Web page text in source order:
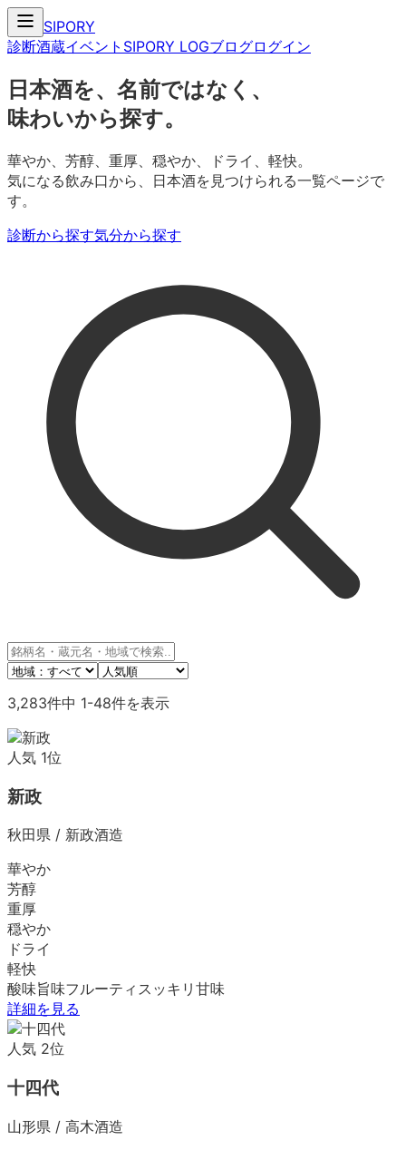
SIPORY
診断酒蔵イベント SIPORY LOGブログログイン
日本酒を、名前ではなく、
味わいから探す。
華やか、芳醇、重厚、穏やか、ドライ、軽快。
気になる飲み口から、日本酒を見つけられる一覧ページで
す。
診断から探す気分から探す
3,283件中 1-48件を表示
人気 1位
新政
秋田県 / 新政酒造
華やか
芳醇
重厚
穏やか
ドライ
軽快
酸味旨味フルーティ スッキリ 甘味
詳細を見る
人気 2位
十四代
山形県 / 高木酒造